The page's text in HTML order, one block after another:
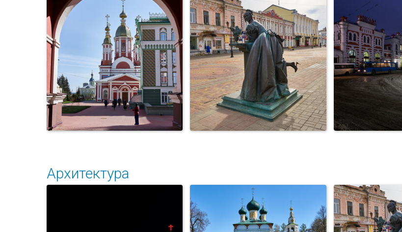
Фонтан
Город Тамбов. Соборная
площадь. Пасха.
Город Тамбов. Пешеходная
улица. Казна...
г. Калуга,
Архитектура